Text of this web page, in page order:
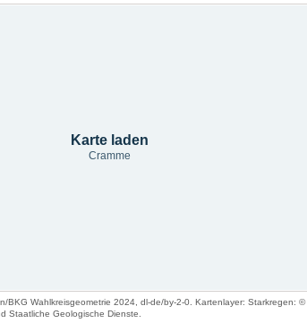
Karte laden
Cramme
BKG Wahlkreisgeometrie 2024, dl-de/by-2-0. Kartenlayer: Starkregen: ©
Staatliche Geologische Dienste.